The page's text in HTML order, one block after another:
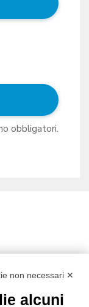
obbligatori.
non necessari ✕
alcuni